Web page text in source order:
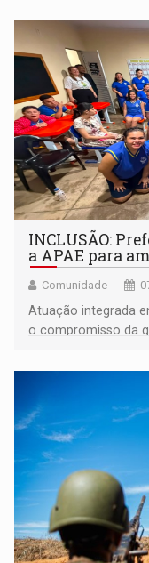
INCLUSÃO:
a APAE para
Comunidade
Atuação integrada
o compromisso da